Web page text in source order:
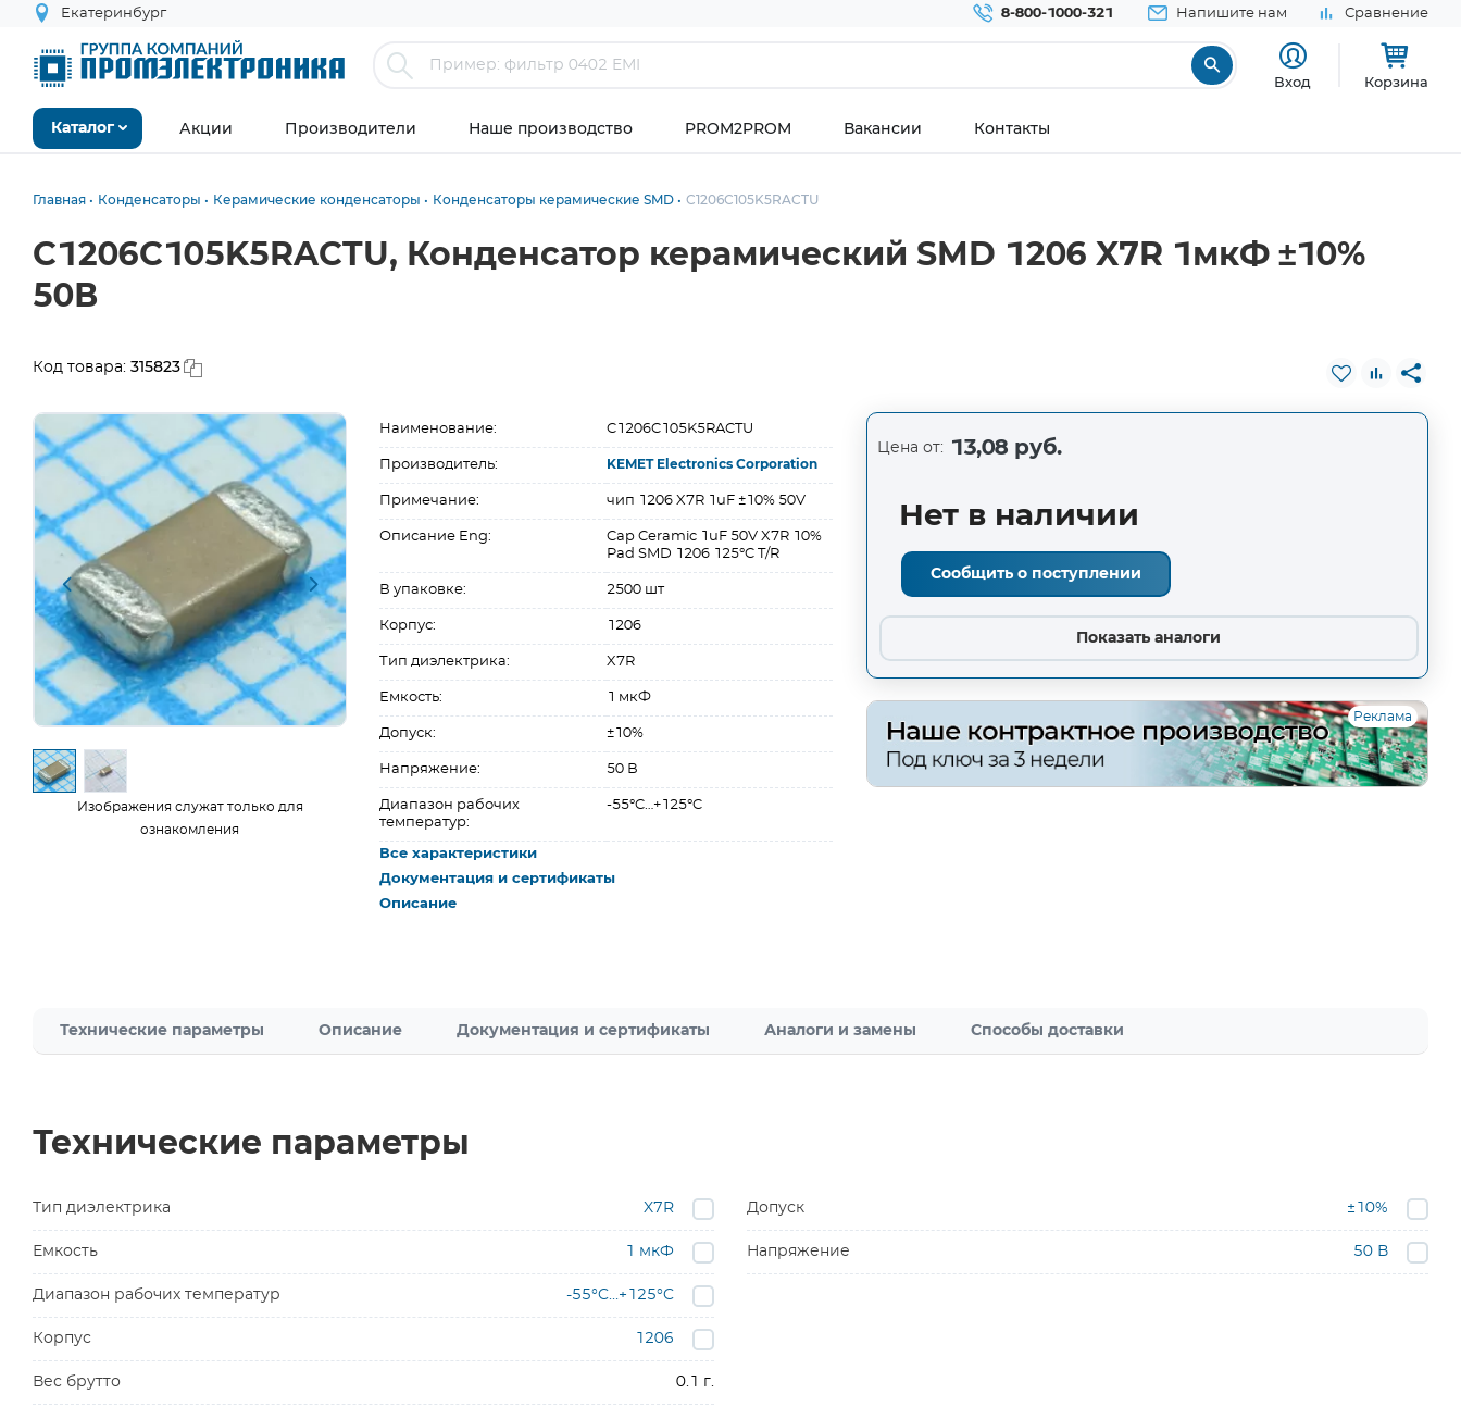
Екатеринбург 8-800-1000-321 Напишите нам Сравнение
Вход Корзина
Каталог Акции Производители Наше производство PROM2PROM Вакансии Контакты
Главная Конденсаторы Керамические конденсаторы Конденсаторы керамические SMD C1206C105K5RACTU
C1206C105K5RACTU, Конденсатор керамический SMD 1206 X7R 1мкФ ±10%
50В
Код товара: 315823
Изображения служат только для
ознакомления
Наименование: C1206C105K5RACTU
Производитель: KEMET Electronics Corporation
Примечание: чип 1206 X7R 1uF ±10% 50V
Описание Eng:
Cap Ceramic 1uF 50V X7R 10%
Pad SMD 1206 125°C T/R
В упаковке: 2500 шт
Корпус: 1206
Тип диэлектрика: X7R
Емкость: 1 мкФ
Допуск: ±10%
Напряжение: 50 В
Диапазон рабочих
температур:
-55°C…+125°C
Все характеристики
Документация и сертификаты
Описание
Цена от: 13,08 руб.
Нет в наличии
Сообщить о поступлении
Показать аналоги
Реклама
Технические параметры Описание Документация и сертификаты Аналоги и замены Способы доставки
Технические параметры
Тип диэлектрика X7R
Емкость 1 мкФ
Допуск ±10%
Напряжение 50 В
Диапазон рабочих температур -55°C…+125°C
Корпус 1206
Вес брутто 0.1 г.